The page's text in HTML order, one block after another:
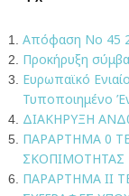
Απόφαση Νο 45
Προκήρυξη
Ευρωπαϊκό
Τυποποιημένο
ΔΙΑΚΗΡΥΞΗ
ΠΑΡΑΡΤΗΜΑ 0
ΣΚΟΠΙΜΟΤΗΤΑΣ
ΠΑΡΑΡΤΗΜΑ ΙΙ